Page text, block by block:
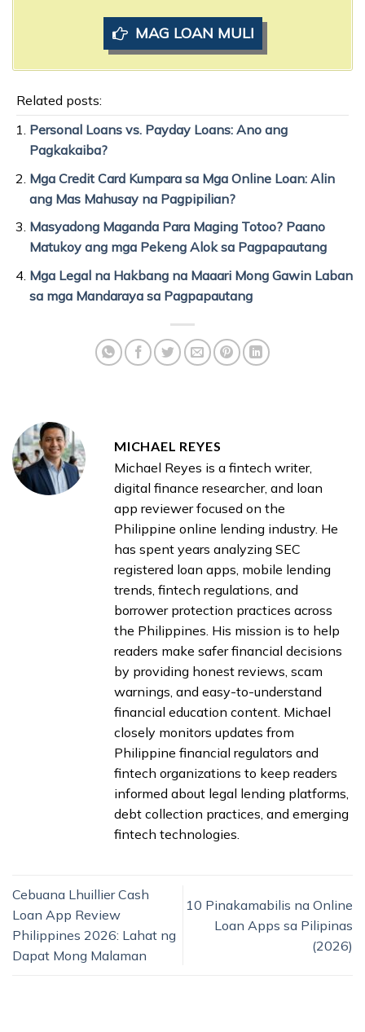
MAG LOAN MULI
Related posts:
Personal Loans vs. Payday Loans: Ano ang
Pagkakaiba?
Mga Credit Card Kumpara sa Mga Online Loan: Alin
ang Mas Mahusay na Pagpipilian?
Masyadong Maganda Para Maging Totoo? Paano
Matukoy ang mga Pekeng Alok sa Pagpapautang
Mga Legal na Hakbang na Maaari Mong Gawin Laban
sa mga Mandaraya sa Pagpapautang
MICHAEL REYES
Michael Reyes is a fintech writer,
digital finance researcher, and loan
app reviewer focused on the
Philippine online lending industry. He
has spent years analyzing SEC
registered loan apps, mobile lending
trends, fintech regulations, and
borrower protection practices across
the Philippines. His mission is to help
readers make safer financial decisions
by providing honest reviews, scam
warnings, and easy-to-understand
financial education content. Michael
closely monitors updates from
Philippine financial regulators and
fintech organizations to keep readers
informed about legal lending platforms,
debt collection practices, and emerging
fintech technologies.
Cebuana Lhuillier Cash
Loan App Review
Philippines 2026: Lahat ng
Dapat Mong Malaman
10 Pinakamabilis na Online
Loan Apps sa Pilipinas
(2026)